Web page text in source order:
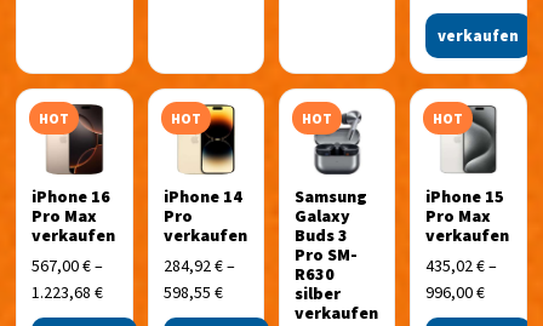
verkaufen
HOT
iPhone 16
Pro Max
verkaufen
567,00€–
1.223,68€
HOT
iPhone 14
Pro
verkaufen
284,92€–
598,55 €
HOT
Samsung
Galaxy
Buds 3
Pro SM-
R630
silber
verkaufen
HOT
iPhone 15
Pro Max
verkaufen
435,02€–
996,00€